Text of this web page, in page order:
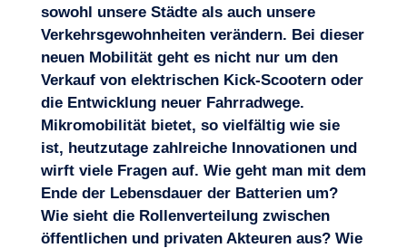
sowohl unsere Städte als auch unsere
Verkehrsgewohnheiten verändern. Bei dieser
neuen Mobilität geht es nicht nur um den
Verkaufvon elektrischen Kick-Scootern oder
die Entwicklung neuer Fahrradwege.
Mikromobilität bietet, so vielfältig wie sie
ist, heutzutage zahlreiche Innovationen und
wirft viele Fragen auf. Wie geht man mit dem
Ende der Lebensdauer der Batterien um?
Wie sieht die Rollenverteilung zwischen
öffentlichen und privaten Akteuren aus? Wie